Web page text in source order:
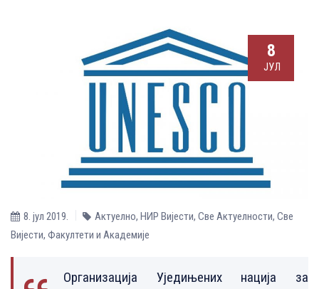
8
ЈУЛ
8. јул 2019. Актуелно, НИР Вијести, Све Aктуелности, Све
Вијести, Факултети и Академије
Организација Уједињених нација за